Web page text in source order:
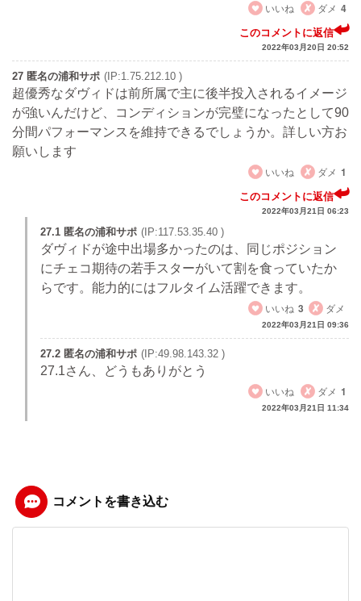
いいね
ダメ 4
このコメントに返信
2022年03月20日 20:52
27 匿名の浦和サポ (IP:1.75.212.10 )
超優秀なダヴィドは前所属で主に後半投入されるイメージ
が強いんだけど、コンディションが完璧になったとして90
分間パフォーマンスを維持できるでしょうか。詳しい方お
願いします
いいね
ダメ 1
このコメントに返信
2022年03月21日 06:23
27.1 匿名の浦和サポ (IP:117.53.35.40 )
ダヴィドが途中出場多かったのは、同じポジション
にチェコ期待の若手スターがいて割を食っていたか
らです。能力的にはフルタイム活躍できます。
いいね 3 ダメ
2022年03月21日 09:36
27.2 匿名の浦和サポ (IP:49.98.143.32 )
27.1さん、どうもありがとう
いいね
ダメ 1
2022年03月21日 11:34
コメントを書き込む